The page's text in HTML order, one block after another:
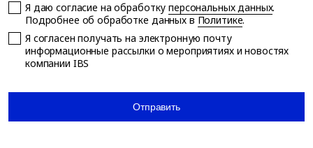
Я даю согласие на обработкуперсональных данных.
Подробнее об обработке данных в Политике.
Я согласен получать на электронную почту
информационные рассылки о мероприятиях и новостях
компании IBS
Отправить